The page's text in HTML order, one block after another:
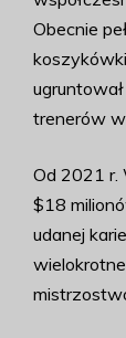
Obecnie
trenerów
Od 2021 r.
$18
udanej